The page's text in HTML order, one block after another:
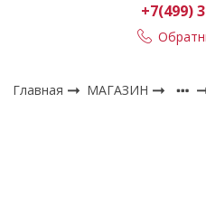
+7(499)
Главная МАГАЗИН